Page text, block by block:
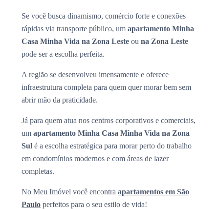
Se você busca dinamismo, comércio forte e conexões
rápidas via transporte público, um apartamento Minha
Casa Minha Vida na Zona Leste ou na Zona Leste
pode ser a escolha perfeita.
A região se desenvolveu imensamente e oferece
infraestrutura completa para quem quer morar bem sem
abrir mão da praticidade.
Já para quem atua nos centros corporativos e comerciais,
um apartamento Minha Casa Minha Vida na Zona
Sul é a escolha estratégica para morar perto do trabalho
em condomínios modernos e com áreas de lazer
completas.
No Meu Imóvel você encontra apartamentos em São
Paulo perfeitos para o seu estilo de vida!